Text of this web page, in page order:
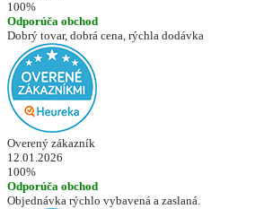
100%
Odporúča obchod
Dobrý tovar, dobrá cena, rýchla dodávka
Overený zákazník
12.01.2026
100%
Odporúča obchod
Objednávka rýchlo vybavená a zaslaná.